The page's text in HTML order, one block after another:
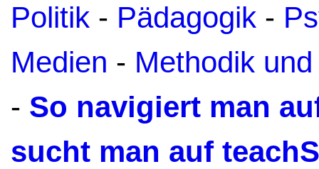
Politik - Pädagogik -
Medien - Methodik
- So navigiert man
sucht man auf